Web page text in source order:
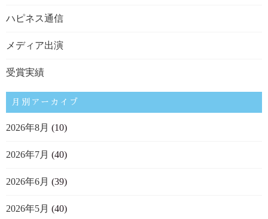
ハピネス通信
メディア出演
受賞実績
月別アーカイブ
2026年8月 (10)
2026年7月 (40)
2026年6月 (39)
2026年5月 (40)